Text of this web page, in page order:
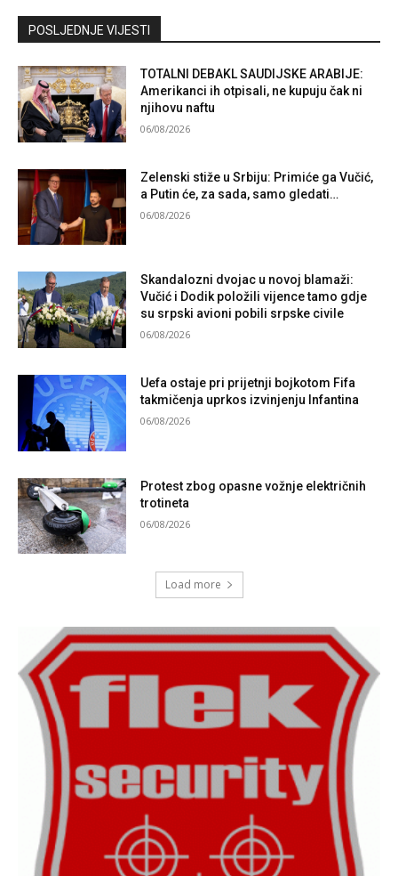
Kontaktirajte nas
POSLJEDNJE VIJESTI
TOTALNI DEBAKL SAUDIJSKE ARABIJE:
Amerikanci ih otpisali, ne kupuju čak ni
njihovu naftu
06/08/2026
Zelenski stiže u Srbiju: Primiće ga Vučić,
a Putin će, za sada, samo gledati…
06/08/2026
Skandalozni dvojac u novoj blamaži:
Vučić i Dodik položili vijence tamo gdje
su srpski avioni pobili srpske civile
06/08/2026
Uefa ostaje pri prijetnji bojkotom Fifa
takmičenja uprkos izvinjenju Infantina
06/08/2026
Protest zbog opasne vožnje električnih
trotineta
06/08/2026
Load more